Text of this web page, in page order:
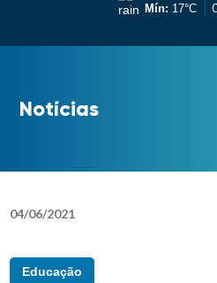
Mín: 17°C
Notícias
04/06/2021
Educação